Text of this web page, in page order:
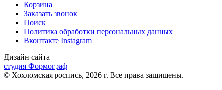
Корзина
Заказать звонок
Поиск
Политика обработки персональных данных
Вконтакте Instagram
Дизайн сайта —
студия Формограф
© Хохломская роспись, 2026 г. Все права защищены.